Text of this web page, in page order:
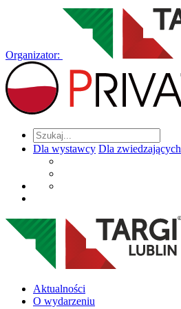
Organizator:
Dla wystawcy Dla zwiedzających
Aktualności
O wydarzeniu